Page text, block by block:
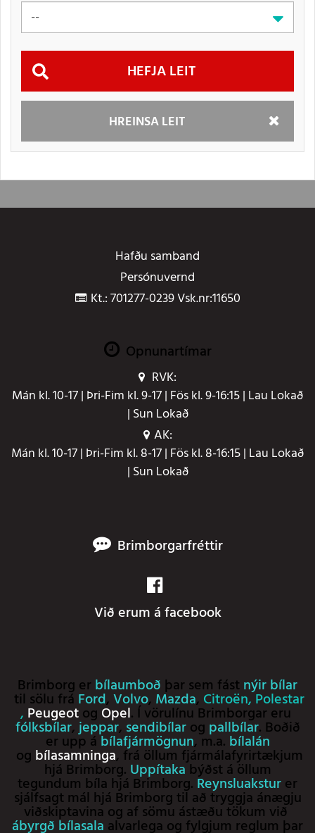
HREINSA LEIT
Hefja
Hafðu samband
Persónuvernd
Kt.: 701277-0239 Vsk.nr:11650
Opnunartímar
RVK:
Mán kl. 10-17 | Þri-Fim kl. 9-17 | Fös kl. 9-16:15 | Lau Lokað
| Sun Lokað
AK:
Mán kl. 10-17 | Þri-Fim kl. 8-17 | Fös kl. 8-16:15 | Lau Lokað
| Sun Lokað
Brimborgarfréttir
Við erum á facebook
Brimborg er bílaumboð þar sem fást nýir bílar
til sölu frá Ford, Volvo, Mazda, Citroën,Polestar
, Peugeotog Opel. Í vörulínu Brimborgar eru
fólksbílar,jeppar, sendibílarog pallbílar. Boðið
er upp ábílafjármögnun, m.a. bílalán
og bílasamninga, frá öllum fjármálafyrirtækjum
hjá Brimborg. Uppítakabýðst á öllum
tegundum bíla hjá Brimborg. Reynsluaksturer
sjálfsagt mál hjá Brimborg til að tryggja ánægju
viðskiptavina og af sömu ástæðu tökum við
ábyrgð bílasala alvarlega og fylgjum reglum þar